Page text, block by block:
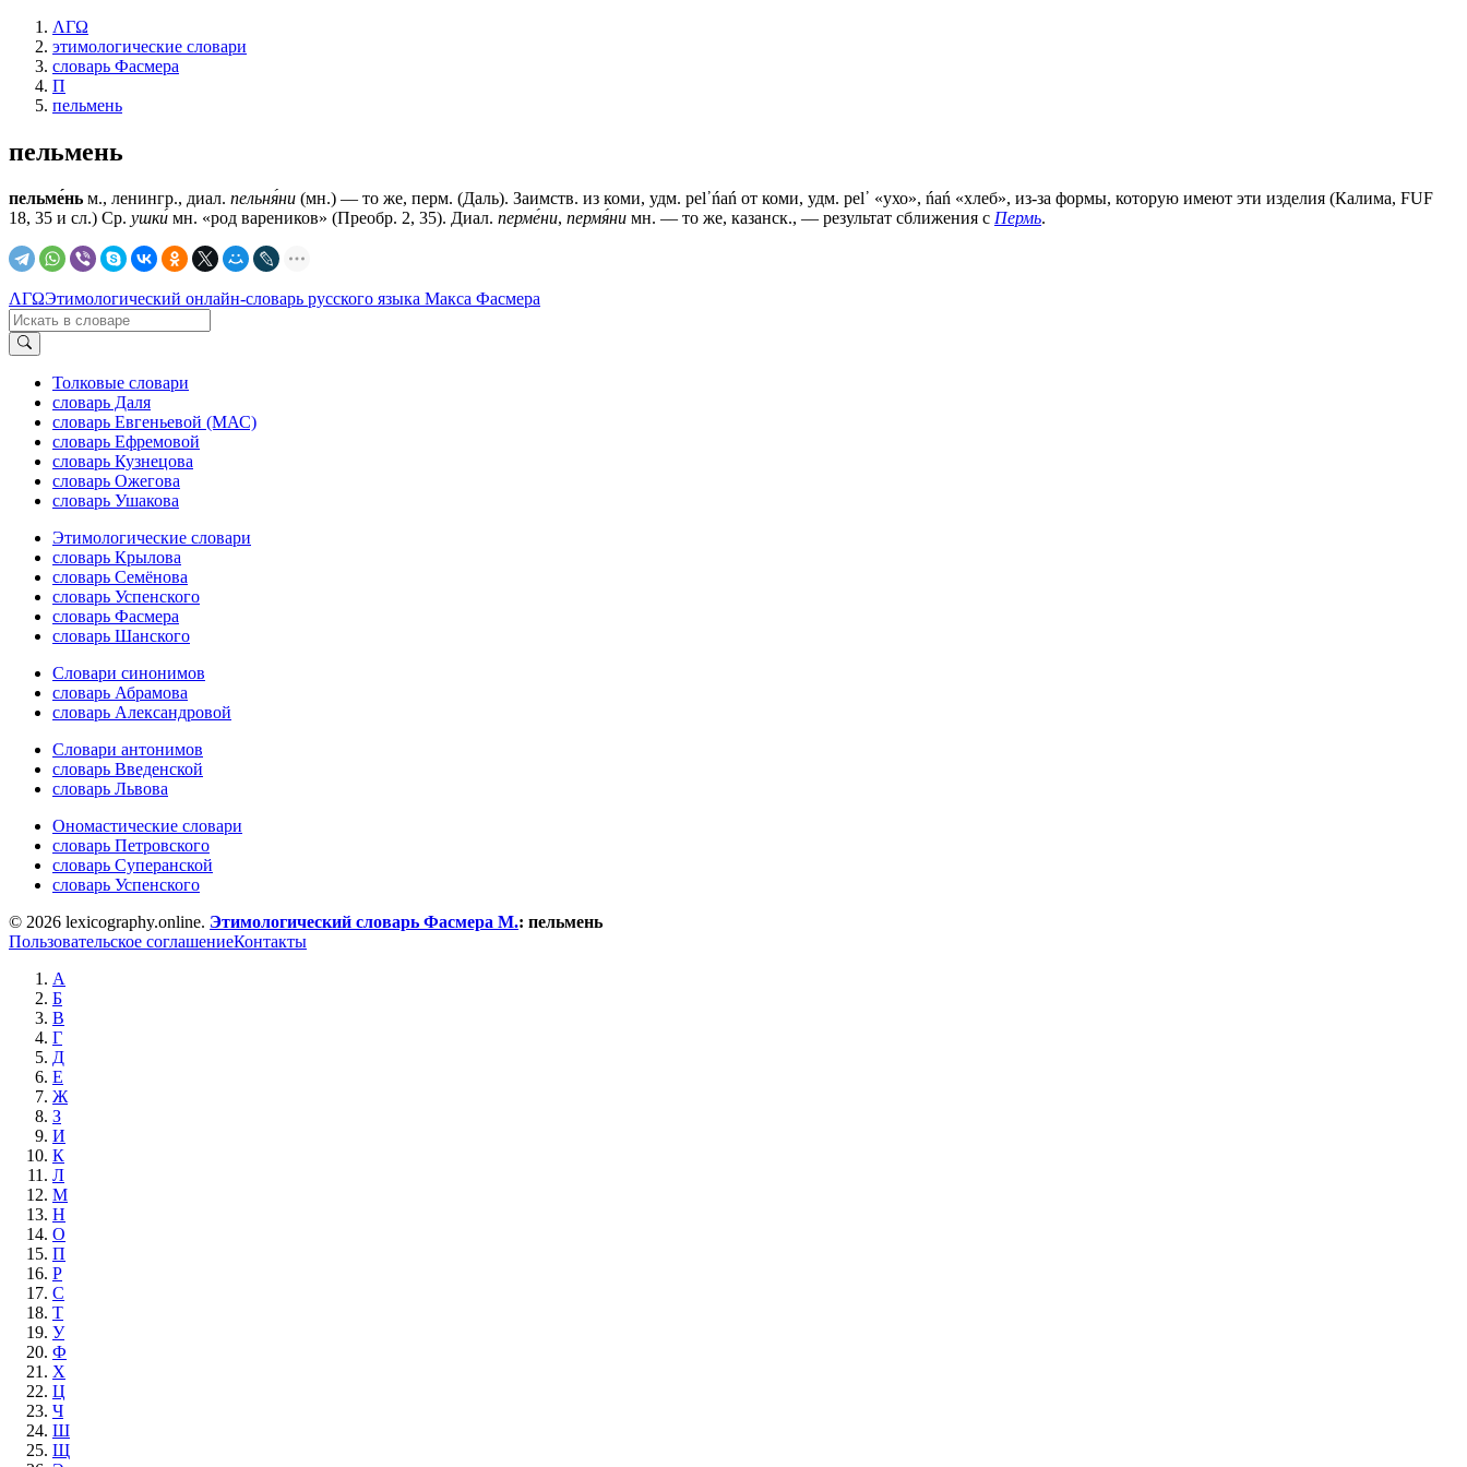
ΛΓΩ
этимологические словари
словарь Фасмера
П
пельмень
пельмень
пельме́нь м., ленингр., диал. пельня́ни (мн.) — то же, перм. (Даль). Заимств. из коми, удм. реl᾽ńаń от коми, удм. реl᾽ «ухо», ńań «хлеб», из-за формы, которую имеют эти изделия (Калима, FUF
18, 35 и сл.) Ср. ушки́ мн. «род вареников» (Преобр. 2, 35). Диал. перме́ни, пермя́ни мн. — то же, казанск., — результат сближения с Пермь.
ΛΓΩЭтимологический онлайн-словарь русского языка Макса Фасмера
Толковые словари
словарь Даля
словарь Евгеньевой (МАС)
словарь Ефремовой
словарь Кузнецова
словарь Ожегова
словарь Ушакова
Этимологические словари
словарь Крылова
словарь Семёнова
словарь Успенского
словарь Фасмера
словарь Шанского
Словари синонимов
словарь Абрамова
словарь Александровой
Словари антонимов
словарь Введенской
словарь Львова
Ономастические словари
словарь Петровского
словарь Суперанской
словарь Успенского
© 2026 lexicography.online. Этимологический словарь Фасмера М.: пельмень
Пользовательское соглашениеКонтакты
А
Б
В
Г
Д
Е
Ж
З
И
К
Л
М
Н
О
П
Р
С
Т
У
Ф
Х
Ц
Ч
Ш
Щ